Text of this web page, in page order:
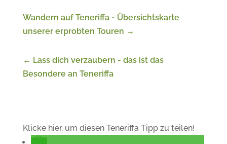
Wandern auf Teneriffa - Übersichtskarte
unserer erprobten Touren →
← Lass dich verzaubern - das ist das
Besondere an Teneriffa
Klicke hier, um diesen Teneriffa Tipp zu teilen!